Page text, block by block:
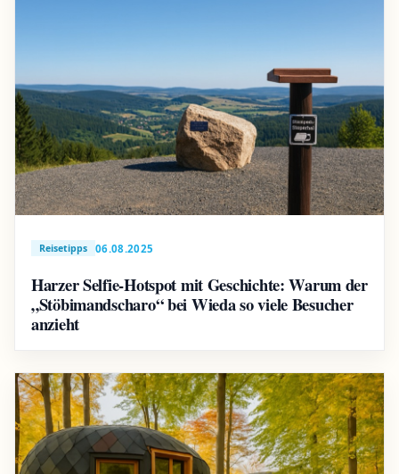
Reisetipps 06.08.2025
Harzer Selfie-Hotspot mit Geschichte: Warum der
„Stöbimandscharo“ bei Wieda so viele Besucher
anzieht